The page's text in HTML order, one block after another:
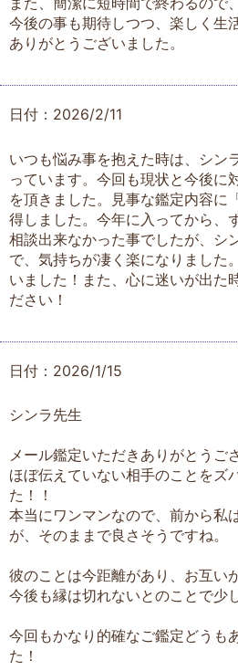
今後の事も期待しつつ、楽しく生
ありがとうございました。
日付：2026/2/11
いつも悩み事を抱えた時は、シン
っています。今回も現状と今後に
を頂きました。見事な鑑定内容に
得しました。今年に入ってから、
相談出来なかった事でしたが、シ
で、気持ちが凄く楽になりました
いました！また、心に迷いが出た
ださい！
日付：2026/1/15
シンラ先生
メール鑑定いただきありがとうご
ほぼ伝えていない相手のことをズ
た！！
本当にワンマンなので、前から私
が、そのままで良さそうですね。
彼のことは今距離があり、お互い
今後も縁は切れないとのことで少
今回もかなり的確なご鑑定どうも
た！